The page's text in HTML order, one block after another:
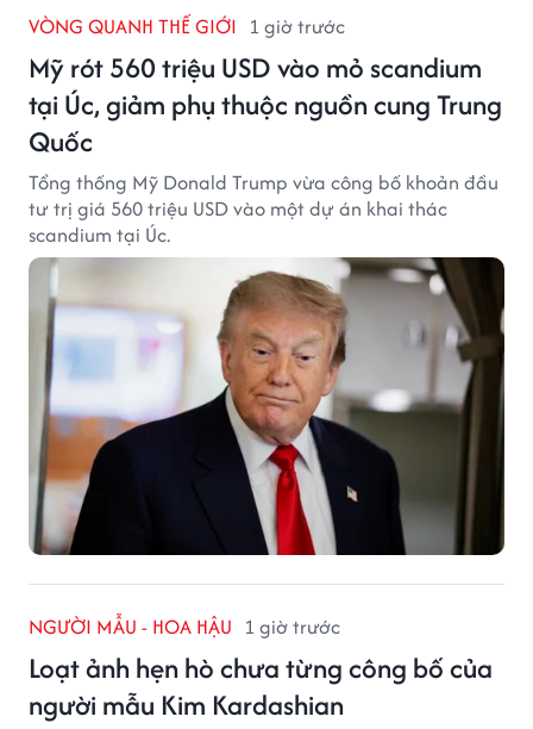
VÒNG QUANH THẾ GIỚI 1 giờ trước
Mỹ rót 560 triệu USD vào mỏ scandium
tại Úc, giảm phụ thuộc nguồn cung Trung
Quốc
Tổng thống Mỹ Donald Trump vừa công bố khoản đầu
tư trị giá 560 triệu USD vào một dự án khai thác
scandium tại Úc.
NGƯỜI MẪU - HOA HẬU 1 giờ trước
Loạt ảnh hẹn hò chưa từng công bố của
người mẫu Kim Kardashian